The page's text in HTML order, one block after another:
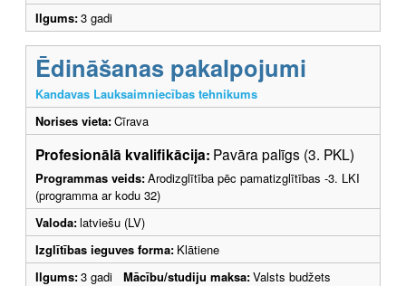
Ilgums:3 gadi
Ēdināšanas pakalpojumi
Kandavas Lauksaimniecības tehnikums
Norises vieta:Cīrava
Profesionālā kvalifikācija: Pavāra palīgs (3. PKL)
Programmas veids:Arodizglītība pēc pamatizglītības -3. LKI
(programma ar kodu 32)
Valoda:latviešu (LV)
Izglītības ieguves forma: Klātiene
Ilgums:3 gadi Mācību/studiju maksa:Valsts budžets